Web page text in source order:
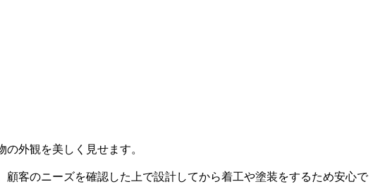
外観を美しく見せます。
客のニーズを確認した上で設計してから着工や塗装をするため安心で